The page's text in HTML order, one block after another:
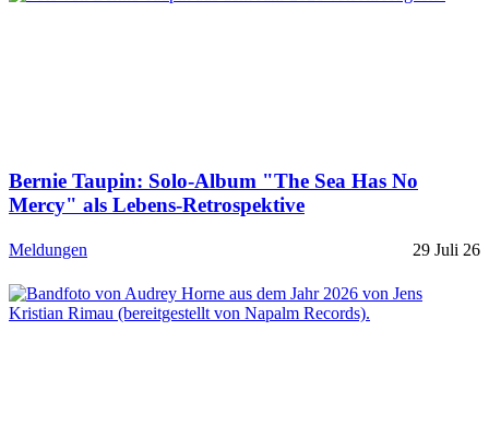
Bernie Taupin: Solo-Album "The Sea Has No
Mercy" als Lebens-Retrospektive
Meldungen 29 Juli 26